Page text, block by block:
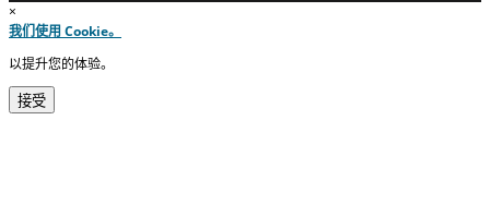
×
我们使用 Cookie。
以提升您的体验。
接受